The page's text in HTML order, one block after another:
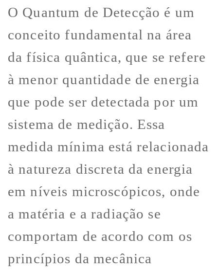
O Quantum de Detecção é um
conceito fundamental na área
da física quântica, que se refere
à menor quantidade de energia
que pode ser detectada por um
sistema de medição. Essa
medida mínima está relacionada
à natureza discreta da energia
em níveis microscópicos, onde
a matéria e a radiação se
comportam de acordo com os
princípios da mecânica